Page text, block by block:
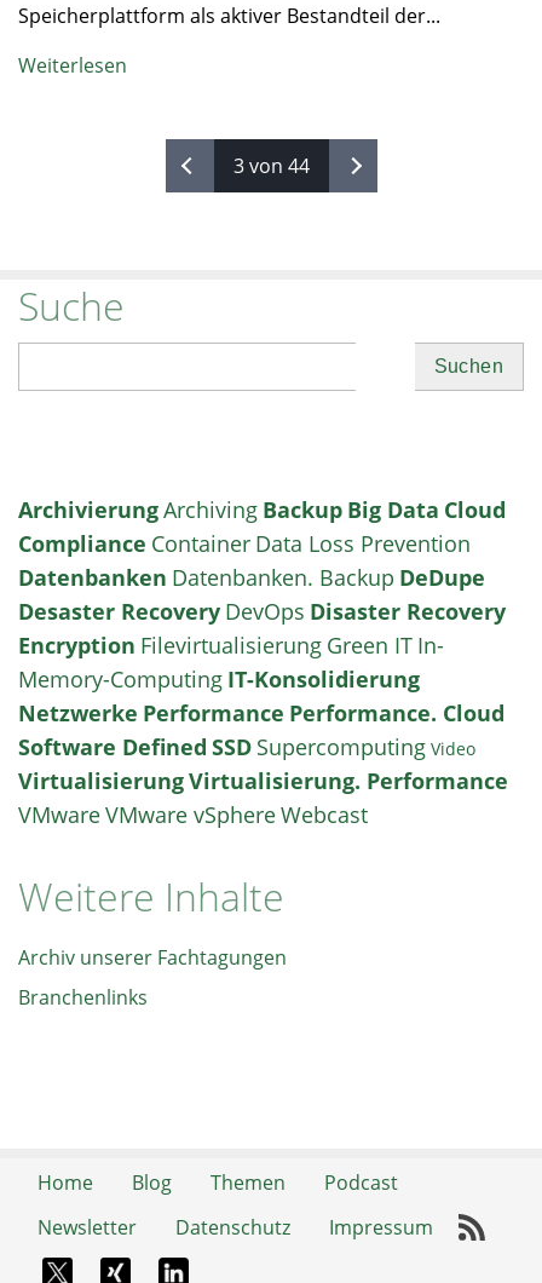
Speicherplattform als aktiver Bestandteil der...
Weiterlesen
3 von 44
Suche
ArchivierungArchiving Backup Big Data Cloud
Compliance Container Data Loss Prevention
Datenbanken Datenbanken. Backup DeDupe
Desaster Recovery DevOps Disaster Recovery
Encryption Filevirtualisierung Green IT In-
Memory-Computing IT-Konsolidierung
Netzwerke Performance Performance. Cloud
Software Defined SSD Supercomputing Video
VirtualisierungVirtualisierung. Performance
VMwareVMware vSphereWebcast
Weitere Inhalte
Archiv unserer Fachtagungen
Branchenlinks
Home Blog Themen
Podcast
Newsletter
Datenschutz Impressum
X-TwitterXing